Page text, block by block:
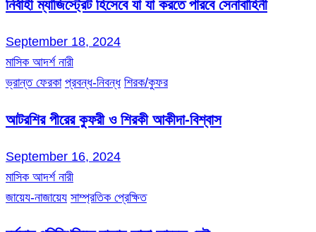
নির্বাহী ম্যাজিস্ট্রেট হিসেবে যা যা করতে পারবে সেনাবাহিনী
September 18, 2024
মাসিক আদর্শ নারী
ভ্রান্ত ফেরকা প্রবন্ধ-নিবন্ধ শিরক/কুফর
আটরশির পীরের কুফরী ও শিরকী আকীদা-বিশ্বাস
September 16, 2024
মাসিক আদর্শ নারী
জায়েয-নাজায়েয সাম্প্রতিক প্রেক্ষিত